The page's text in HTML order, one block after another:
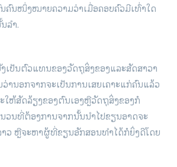
ຄົນໜຶ່ງໝາຍຄວາມວ່າເມື່ອຄອບຄົວມີເທົ່າໃດ
ລໍາ.
ເປັນຕົວແທນຂອງວັດຖຸສິ່ງຂອງແລະສັດສາວາ
ານອກຈາກຈະເປັນການເສຍເຄາະແກ່ຄົນແລ້ວ
ໃຫ້ສັດລ້ຽງຂອງຕົນເອງຫຼືວັດຖຸສິ່ງຂອງກໍ
ວນທີ່ຕ້ອງການຈາກນັ້ນນໍາໄປຂຽນອາດຈະ
າວ ຫຼືຈະຫາຜູ້ທີ່ຂຽນອັກສອນທໍາໄດ້ກໍຍິ່ງດີໂດຍ